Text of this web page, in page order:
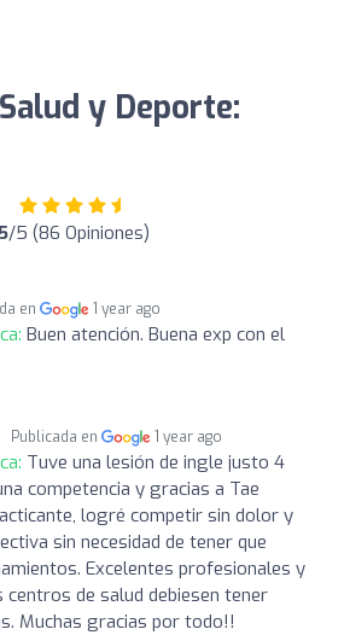
y Deporte:
/5 (86 Opiniones)
en 1 year ago
Buen atención. Buena exp con el
Publicada en 1 year ago
Tuve una lesión de ingle justo 4
competencia y gracias a Tae
logré competir sin dolor y
sin necesidad de tener que
Excelentes profesionales y
de salud debiesen tener
Muchas gracias por todo!!